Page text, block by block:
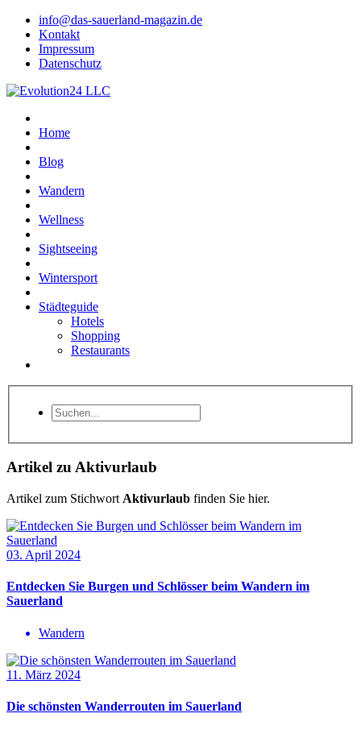
info@das-sauerland-magazin.de
Kontakt
Impressum
Datenschutz
Home
Blog
Wandern
Wellness
Sightseeing
Wintersport
Städteguide
Hotels
Shopping
Restaurants
Artikel zu Aktivurlaub
Artikel zum Stichwort Aktivurlaub finden Sie hier.
03. April 2024
Entdecken Sie Burgen und Schlösser beim Wandern im
Sauerland
Wandern
11. März 2024
Die schönsten Wanderrouten im Sauerland